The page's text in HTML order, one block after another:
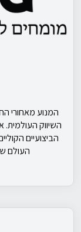
השיווק
הביצועיים
העולם